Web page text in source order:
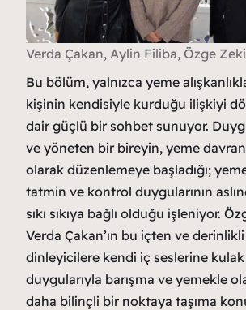
Verda Çakan, Aylin Filiba, Özge Zeki
Bu bölüm, yalnızca yeme
kişinin kendisiyle kurduğu ilişkiyi
dair güçlü bir sohbet sunuyor.
ve yöneten bir bireyin, yeme
olarak düzenlemeye başladığı;
tatmin ve kontrol duygularının
sıkı sıkıya bağlı olduğu işleniyor.
Verda Çakan’ın bu içten ve
dinleyicilere kendi iç seslerine
duygularıyla barışma ve yemekle
daha bilinçli bir noktaya taşıma